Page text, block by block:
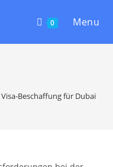
0 Menu
Beschaffung für Dubai